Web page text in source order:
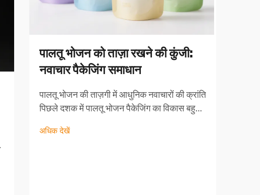
पालतू भोजन को ताज़ा रखने की कुंजी:
नवाचार पैकेजिंग समाधान
पालतू भोजन की ताज़गी में आधुनिक नवाचारों की क्रांति
पिछले दशक में पालतू भोजन पैकेजिंग का विकास बहुत
जानवरों के मालिकों की बढ़ती मांगों को पूरा करने के लिए
अधिक देखें